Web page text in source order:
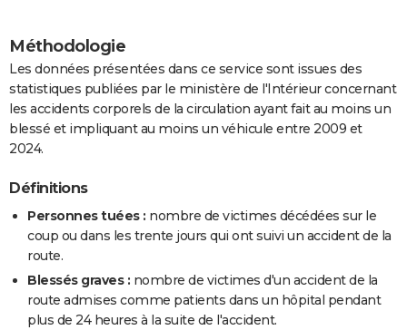
FORUM
Méthodologie
Les données présentées dans ce service sont issues des
statistiques publiées par le ministère de l'Intérieur concernant
les accidents corporels de la circulation ayant fait au moins un
blessé et impliquant au moins un véhicule entre 2009 et
2024.
Définitions
Personnes tuées : nombre de victimes décédées sur le
coup ou dans les trente jours qui ont suivi un accident de la
route.
Blessés graves : nombre de victimes d'un accident de la
route admises comme patients dans un hôpital pendant
plus de 24 heures à la suite de l'accident.